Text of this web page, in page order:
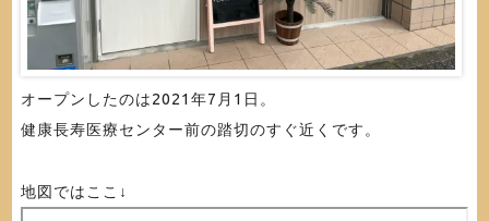
オープンしたのは2021年7月1日。
健康長寿医療センター前の踏切のすぐ近くです。
地図ではここ↓